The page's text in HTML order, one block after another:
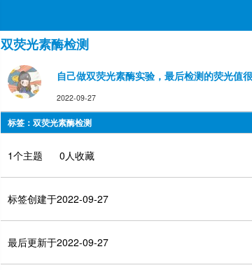
双荧光素酶检测
自己做双荧光素酶实验，最后检测的荧光值
2022-09-27
标签：双荧光素酶检测
1个主题 0人收藏
标签创建于2022-09-27
最后更新于2022-09-27